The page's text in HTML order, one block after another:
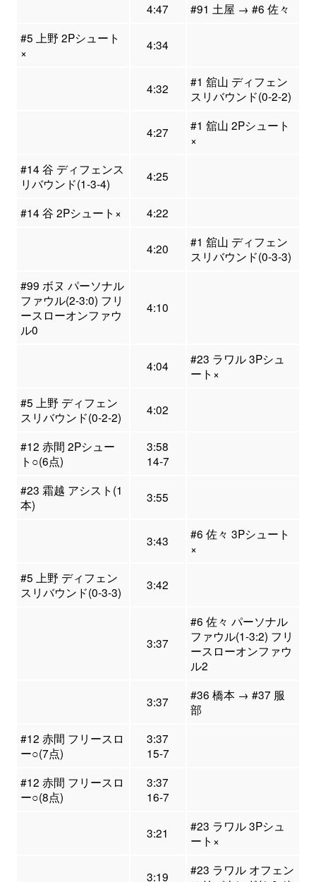
4:47
#91 土屋 → #6 佐々
#5 上野 2Pシュート
×
4:34
4:32
#1 舘山 ディフェン
スリバウンド(0-2-2)
4:27
#1 舘山 2Pシュート
×
#14 谷 ディフェンス
リバウンド(1-3-4)
4:25
#14 谷 2Pシュート× 4:22
4:20
#1 舘山 ディフェン
スリバウンド(0-3-3)
#99 ボヌ パーソナル
ファウル(2-3:0) フリ
ースローオンファウ
ル0
4:10
4:04
#23 ラワル 3Pシュ
ート×
#5 上野 ディフェン
スリバウンド(0-2-2)
4:02
#12 赤間 2Pシュー
ト○(6点)
3:58
14-7
#23 霜越 アシスト(1
本)
3:55
3:43
#6 佐々 3Pシュート
×
#5 上野 ディフェン
スリバウンド(0-3-3)
3:42
3:37
#6 佐々 パーソナル
ファウル(1-3:2) フリ
ースローオンファウ
ル2
3:37
#36 橋本 → #37 服
部
#12 赤間 フリースロ
ー○(7点)
3:37
15-7
#12 赤間 フリースロ
ー○(8点)
3:37
16-7
3:21
#23 ラワル 3Pシュ
ート×
3:19
#23 ラワル オフェン